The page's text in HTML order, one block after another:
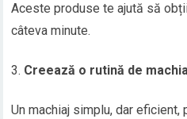
Aceste produse te ajută să
câteva minute.
Creează o rutină de
Un machiaj simplu, dar